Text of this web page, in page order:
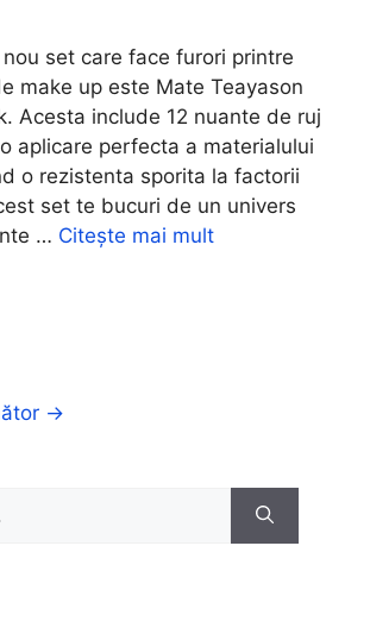
set care face furori printre
make up este Mate Teayason
Acesta include 12 nuante de ruj
aplicare perfecta a materialului
o rezistenta sporita la factorii
set te bucuri de un univers
… Citește mai mult
→